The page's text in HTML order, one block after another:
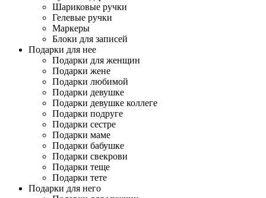
Шариковые ручки
Гелевые ручки
Маркеры
Блоки для записей
Подарки для нее
Подарки для женщин
Подарки жене
Подарки любимой
Подарки девушке
Подарки девушке коллеге
Подарки подруге
Подарки сестре
Подарки маме
Подарки бабушке
Подарки свекрови
Подарки теще
Подарки тете
Подарки для него